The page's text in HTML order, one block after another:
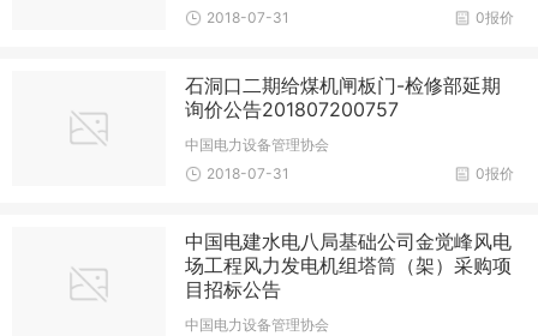
0报价
2018-07-31
石洞口二期给煤机闸板门-检修部延期
询价公告201807200757
中国电力设备管理协会
0报价
2018-07-31
中国电建水电八局基础公司金觉峰风电
场工程风力发电机组塔筒（架）采购项
目招标公告
中国电力设备管理协会